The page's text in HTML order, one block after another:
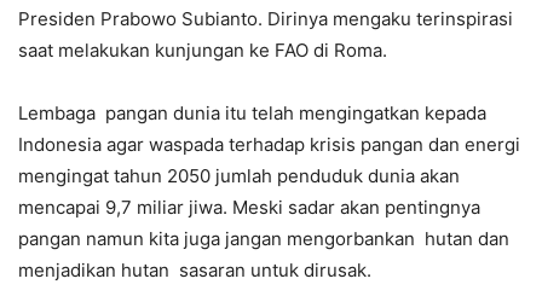
Presiden Prabowo Subianto. Dirinya mengaku terinspirasi
saat melakukan kunjungan ke FAO di Roma.
Lembaga pangan dunia itu telah mengingatkan kepada
Indonesia agar waspada terhadap krisis pangan dan energi
mengingat tahun 2050 jumlah penduduk dunia akan
mencapai 9,7 miliar jiwa. Meski sadar akan pentingnya
pangan namun kita juga jangan mengorbankan hutan dan
menjadikan hutan sasaran untuk dirusak.